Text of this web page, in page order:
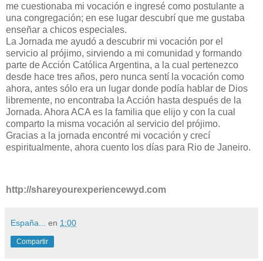
me cuestionaba mi vocación e ingresé como postulante a
una congregación; en ese lugar descubrí que me gustaba
enseñar a chicos especiales.
La Jornada me ayudó a descubrir mi vocación por el
servicio al prójimo, sirviendo a mi comunidad y formando
parte de Acción Católica Argentina, a la cual pertenezco
desde hace tres años, pero nunca sentí la vocación como
ahora, antes sólo era un lugar donde podía hablar de Dios
libremente, no encontraba la Acción hasta después de la
Jornada. Ahora ACA es la familia que elijo y con la cual
comparto la misma vocación al servicio del prójimo.
Gracias a la jornada encontré mi vocación y crecí
espiritualmente, ahora cuento los días para Rio de Janeiro.
http://shareyourexperiencewyd.com
España... en 1:00
Compartir